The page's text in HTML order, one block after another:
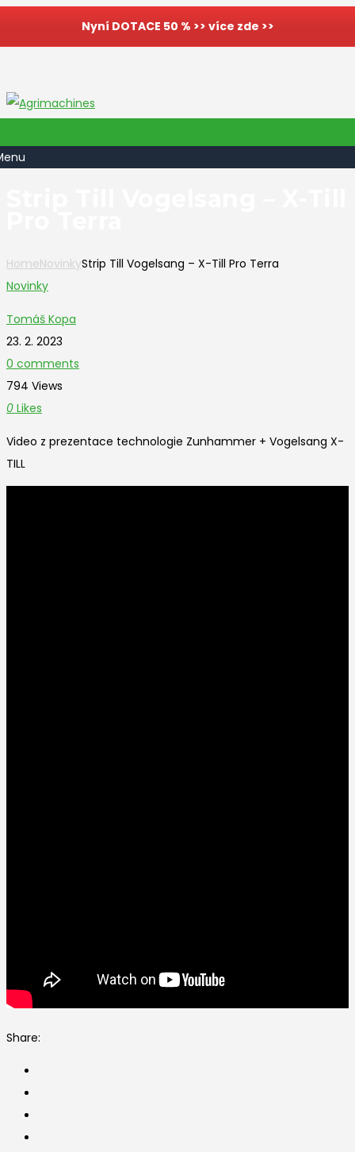
Nyní DOTACE 50 % >> více zde >>
HomeNovinkyStrip Till Vogelsang – X-Till Pro Terra
Novinky
Tomáš Kopa
23. 2. 2023
0 comments
794 Views
0 Likes
Video z prezentace technologie Zunhammer + Vogelsang X-
TILL
Share: